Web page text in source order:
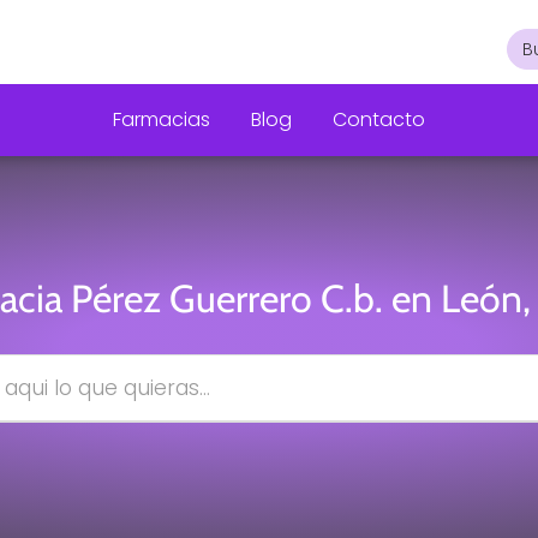
Farmacias Blog Contacto
Pérez Guerrero C.b. en